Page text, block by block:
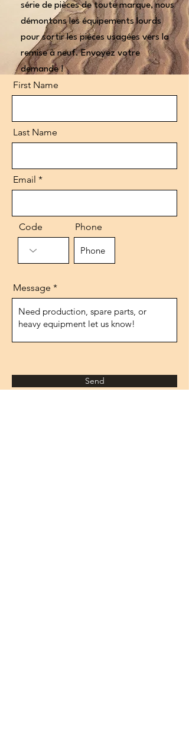
série de pièces de toute marque, nous
démontons les équipements lourds
pour sortir les pièces usagées vers la
remise à neuf. Envoyez votre
demande !
First Name
Last Name
Email
Code Phone
Message
Send